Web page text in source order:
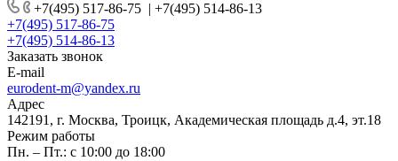
+7(495) 517-86-75 | +7(495) 514-86-13
+7(495) 517-86-75
+7(495) 514-86-13
Заказать звонок
E-mail
eurodent-m@yandex.ru
Адрес
142191, г. Москва, Троицк, Академическая площадь д.4, эт.18
Режим работы
Пн. – Пт.: с 10:00 до 18:00